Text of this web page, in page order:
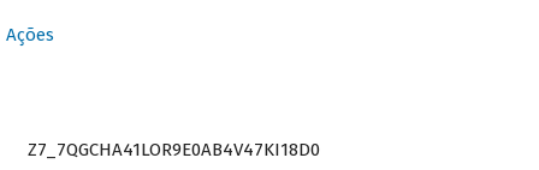
Ações
Z7_7QGCHA41LOR9E0AB4V47KI18D0